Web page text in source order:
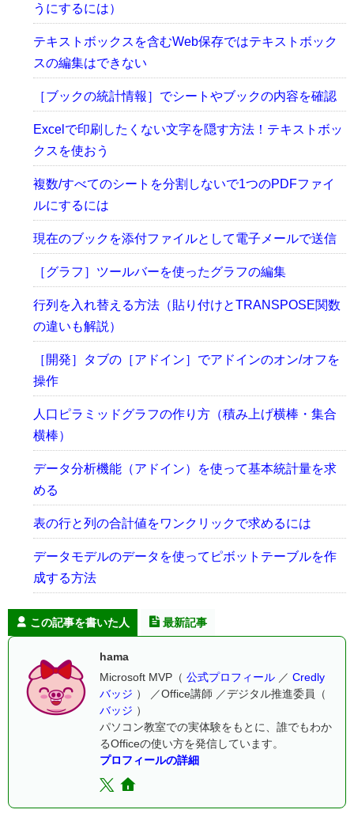
うにするには）
テキストボックスを含むWeb保存ではテキストボック
スの編集はできない
［ブックの統計情報］でシートやブックの内容を確認
Excelで印刷したくない文字を隠す方法！テキストボッ
クスを使おう
複数/すべてのシートを分割しないで1つのPDFファイ
ルにするには
現在のブックを添付ファイルとして電子メールで送信
［グラフ］ツールバーを使ったグラフの編集
行列を入れ替える方法（貼り付けとTRANSPOSE関数
の違いも解説）
［開発］タブの［アドイン］でアドインのオン/オフを
操作
人口ピラミッドグラフの作り方（積み上げ横棒・集合
横棒）
データ分析機能（アドイン）を使って基本統計量を求
める
表の行と列の合計値をワンクリックで求めるには
データモデルのデータを使ってピボットテーブルを作
成する方法
この記事を書いた人 最新記事
hama
Microsoft MVP（ 公式プロフィール ／ Credly
バッジ ） ／Office講師 ／デジタル推進委員（
バッジ ）
パソコン教室での実体験をもとに、誰でもわか
るOfficeの使い方を発信しています。
プロフィールの詳細